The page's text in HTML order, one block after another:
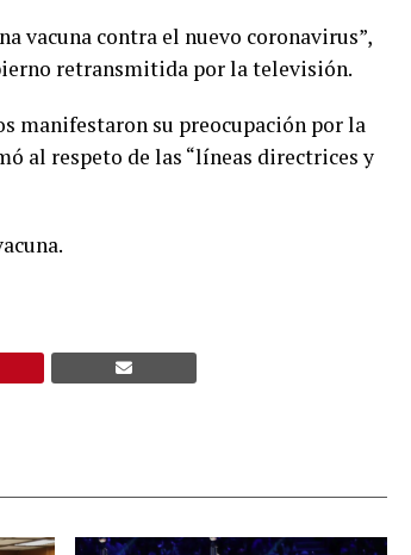
vacuna contra el nuevo coronavirus”,
retransmitida por la televisión.
manifestaron su preocupación por la
al respeto de las “líneas directrices y